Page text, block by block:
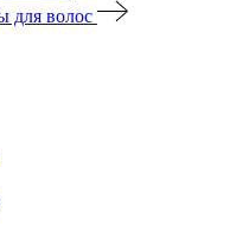
для волос